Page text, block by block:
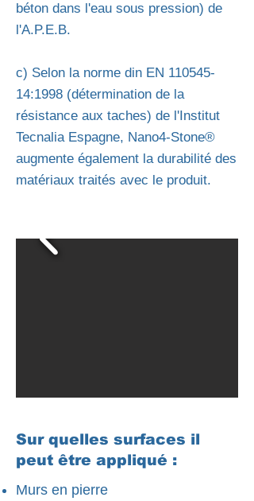
béton dans l'eau sous pression) de
l'A.P.E.B.
c) Selon la norme din EN 110545-
14:1998 (détermination de la
résistance aux taches) de l'Institut
Tecnalia Espagne, Nano4-Stone®
augmente également la durabilité des
matériaux traités avec le produit.
Sur quelles surfaces il
peut être appliqué :
Murs en pierre